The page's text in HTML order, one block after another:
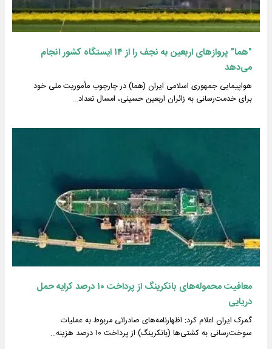
"هما" پروازهای اربعین به نجف را از ۱۴ ایستگاه کشور انجام
می‌دهد
هواپیمایی جمهوری اسلامی ایران (هما) در چارچوب مأموریت ملی خود
برای خدمت‌رسانی به زائران اربعین حسینی، امسال تعداد…
معافیت محموله‌های بانکرینگ از پرداخت ۱۰ درصد کرایه حمل
دریایی
گمرک ایران اعلام کرد: اظهارنامه‌های صادراتی مربوط به عملیات
سوخت‌رسانی به کشتی‌ها (بانکرینگ) از پرداخت ۱۰ درصد هزینه…